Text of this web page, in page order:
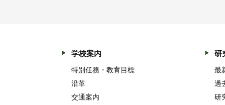
学校案内
特別任務・教育目標
沿革
交通案内
研
最
過
研